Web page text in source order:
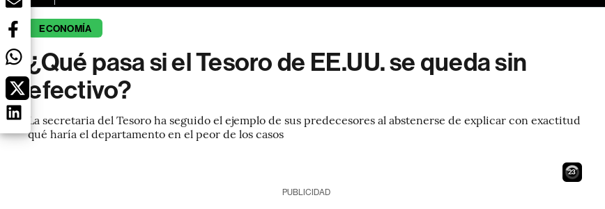
ECONOMÍA
¿Qué pasa si el Tesoro de EE.UU. se queda sin
efectivo?
La secretaria del Tesoro ha seguido el ejemplo de sus predecesores al abstenerse de explicar con exactitud
qué haría el departamento en el peor de los casos
22
PUBLICIDAD